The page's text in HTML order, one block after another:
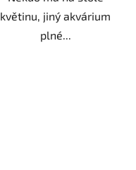
květinu, jiný akvárium
plné...